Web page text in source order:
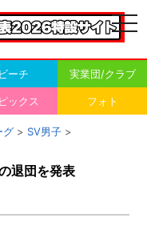
ビーチ 実業団/クラブ
ックス フォト
グ > SV男子 >
退団を発表